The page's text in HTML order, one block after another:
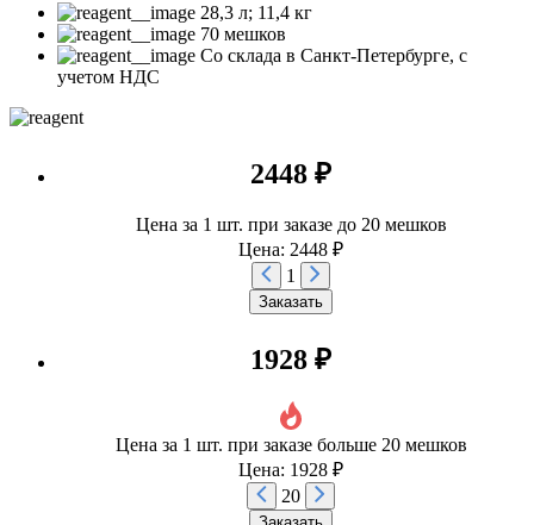
28,3 л; 11,4 кг
70 мешков
Со склада в Санкт-Петербурге, с
учетом НДС
2448 ₽
Цена за 1 шт. при заказе до 20 мешков
Цена: 2448 ₽
1
Заказать
1928 ₽
Цена за 1 шт. при заказе больше 20 мешков
Цена: 1928 ₽
20